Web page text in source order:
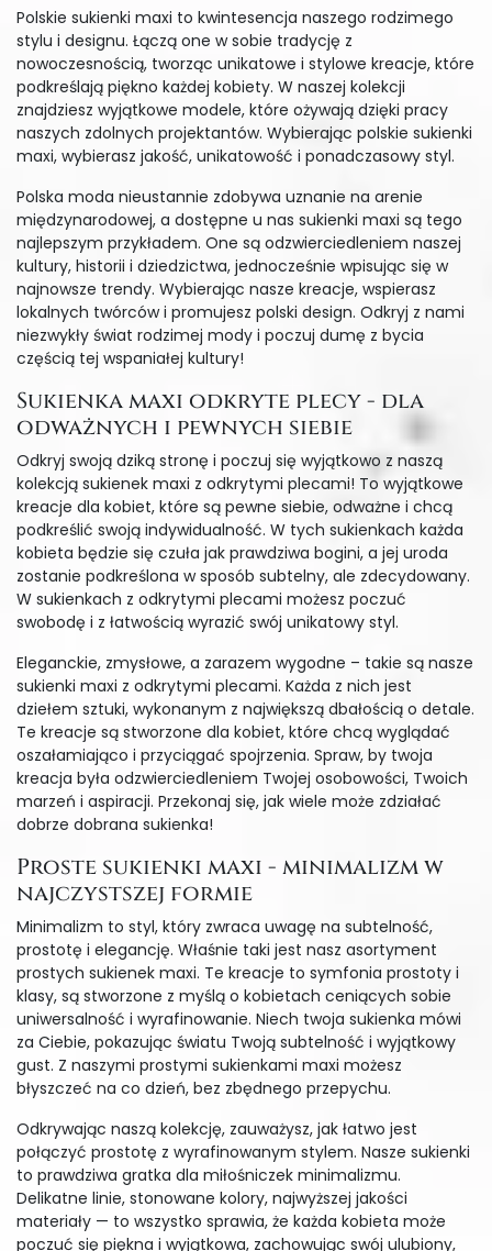
Polskie sukienki maxi to kwintesencja naszego rodzimego
stylu i designu. Łączą one w sobie tradycję z
nowoczesnością, tworząc unikatowe i stylowe kreacje, które
podkreślają piękno każdej kobiety. W naszej kolekcji
znajdziesz wyjątkowe modele, które ożywają dzięki pracy
naszych zdolnych projektantów. Wybierając polskie sukienki
maxi, wybierasz jakość, unikatowość i ponadczasowy styl.
Polska moda nieustannie zdobywa uznanie na arenie
międzynarodowej, a dostępne u nas sukienki maxi są tego
najlepszym przykładem. One są odzwierciedleniem naszej
kultury, historii i dziedzictwa, jednocześnie wpisując się w
najnowsze trendy. Wybierając nasze kreacje, wspierasz
lokalnych twórców i promujesz polski design. Odkryj z nami
niezwykły świat rodzimej mody i poczuj dumę z bycia
częścią tej wspaniałej kultury!
Sukienka maxi odkryte plecy - dla
odważnych i pewnych siebie
Odkryj swoją dziką stronę i poczuj się wyjątkowo z naszą
kolekcją sukienek maxi z odkrytymi plecami! To wyjątkowe
kreacje dla kobiet, które są pewne siebie, odważne i chcą
podkreślić swoją indywidualność. W tych sukienkach każda
kobieta będzie się czuła jak prawdziwa bogini, a jej uroda
zostanie podkreślona w sposób subtelny, ale zdecydowany.
W sukienkach z odkrytymi plecami możesz poczuć
swobodę i z łatwością wyrazić swój unikatowy styl.
Eleganckie, zmysłowe, a zarazem wygodne – takie są nasze
sukienki maxi z odkrytymi plecami. Każda z nich jest
dziełem sztuki, wykonanym z największą dbałością o detale.
Te kreacje są stworzone dla kobiet, które chcą wyglądać
oszałamiająco i przyciągać spojrzenia. Spraw, by twoja
kreacja była odzwierciedleniem Twojej osobowości, Twoich
marzeń i aspiracji. Przekonaj się, jak wiele może zdziałać
dobrze dobrana sukienka!
Proste sukienki maxi - minimalizm w
najczystszej formie
Minimalizm to styl, który zwraca uwagę na subtelność,
prostotę i elegancję. Właśnie taki jest nasz asortyment
prostych sukienek maxi. Te kreacje to symfonia prostoty i
klasy, są stworzone z myślą o kobietach ceniących sobie
uniwersalność i wyrafinowanie. Niech twoja sukienka mówi
za Ciebie, pokazując światu Twoją subtelność i wyjątkowy
gust. Z naszymi prostymi sukienkami maxi możesz
błyszczeć na co dzień, bez zbędnego przepychu.
Odkrywając naszą kolekcję, zauważysz, jak łatwo jest
połączyć prostotę z wyrafinowanym stylem. Nasze sukienki
to prawdziwa gratka dla miłośniczek minimalizmu.
Delikatne linie, stonowane kolory, najwyższej jakości
materiały — to wszystko sprawia, że każda kobieta może
poczuć się piękna i wyjątkowa, zachowując swój ulubiony,